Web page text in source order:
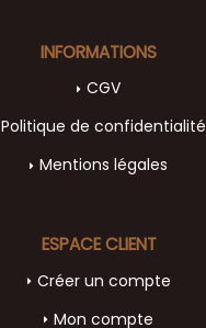
INFORMATIONS
CGV
Politique de confidentialité
Mentions légales
ESPACE CLIENT
Créer un compte
Mon compte